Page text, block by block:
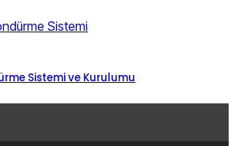
Sistemi ve Kurulumu